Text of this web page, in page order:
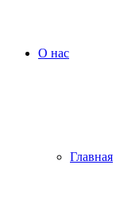
О нас
Главная